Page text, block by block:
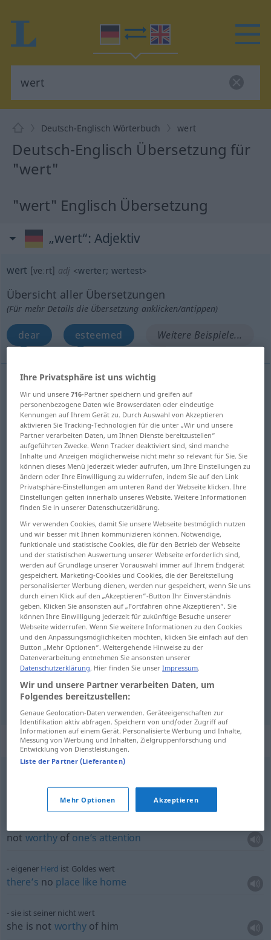
Deutsch-Englisch Wörterbuch wert
Deutsch-Englisch Übersetzung für
"wert"
"wert" Englisch Übersetzung
„wert“: Adjektiv
wert [veːrt] adj <werter; wertest>
Übersicht aller Übersetzungen
(Für mehr Details die Übersetzung anklicken/antippen)
dear esteemed Weitere Beispiele...
dear wertlieb, teuer ARCH
esteemed wert geschätzt
Beispiele
etwaswertseineinen Kaufpreis haben
to beworthsth
etwaswertsein etwasverdienen
to beworthsth, todeservesth
etwaswertseineiner Sache würdig sein
to beworthyofsth
Beispiele anzeigen
Beispielsätze für "wert"
not worthyof one’s attention
eigener Herd ist Goldes wert
there’s no place like home
sie ist seiner nicht wert
she is not worthyof him
Ihre Privatsphäre ist uns wichtig
Wir und unsere716-Partner speichern und greifen auf
personenbezogene Daten wie Browserdaten oder eindeutige
Kennungen auf Ihrem Gerät zu. Durch Auswahl von Akzeptieren
aktivieren Sie Tracking-Technologien für die unter „Wir und unsere
Partner verarbeiten Daten, um Ihnen Dienste bereitzustellen“
aufgeführten Zwecke. Wenn Tracker deaktiviert sind, sind manche
Inhalte und Anzeigen möglicherweise nicht mehr so relevant für Sie. Sie
können dieses Menü jederzeit wieder aufrufen, um Ihre Einstellungen zu
ändern oder Ihre Einwilligung zu widerrufen, indem Sie auf den Link
Privatsphäre-Einstellungen am unteren Rand der Webseite klicken. Ihre
Einstellungen gelten innerhalb unseres Website. Weitere Informationen
finden Sie in unserer Datenschutzerklärung.
Wir verwenden Cookies, damit Sie unsere Webseite bestmöglich nutzen
und wir besser mit Ihnen kommunizieren können. Notwendige,
funktionale und statistische Cookies, die für den Betrieb der Webseite
und der statistischen Auswertung unserer Webseite erforderlich sind,
werden auf Grundlage unserer Vorauswahl immer auf Ihrem Endgerät
gespeichert. Marketing-Cookies und Cookies, die der Bereitstellung
personalisierter Werbung dienen, werden nur gespeichert, wenn Sie uns
durch einen Klick auf den „Akzeptieren“-Button Ihr Einverständnis
geben. Klicken Sie ansonsten auf „Fortfahren ohne Akzeptieren“. Sie
können Ihre Einwilligung jederzeit für zukünftige Besuche unserer
Webseite widerrufen. Wenn Sie weitere Informationen zu den Cookies
und den Anpassungsmöglichkeiten möchten, klicken Sie einfach auf den
Button „Mehr Optionen“. Weitergehende Hinweise zu der
Datenverarbeitung entnehmen Sie ansonsten unserer
Datenschutzerklärung. Hier finden Sie unserImpressum.
Wir und unsere Partner verarbeiten Daten, um
Folgendes bereitzustellen:
Genaue Geolocation-Daten verwenden. Geräteeigenschaften zur
Identifikation aktiv abfragen. Speichern von und/oder Zugriff auf
Informationen auf einem Gerät. Personalisierte Werbung und Inhalte,
Messung von Werbung und Inhalten, Zielgruppenforschung und
Entwicklung von Dienstleistungen.
Liste der Partner (Lieferanten)
Mehr Optionen Akzeptieren